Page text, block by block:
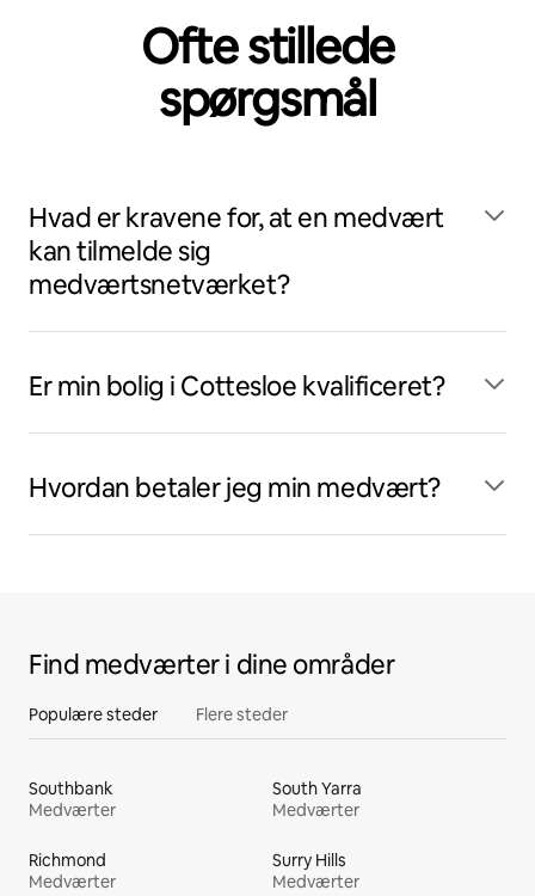
Ofte stillede
spørgsmål
Hvad er kravene for, at en medvært
kan tilmelde sig
medværtsnetværket?
Er min bolig i Cottesloe kvalificeret?
Hvordan betaler jeg min medvært?
Find medværter i dine områder
Populære steder Flere steder
Southbank
Medværter
South Yarra
Medværter
Richmond
Medværter
Surry Hills
Medværter